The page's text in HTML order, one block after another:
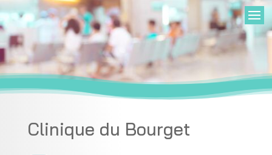
Clinique du Bourget